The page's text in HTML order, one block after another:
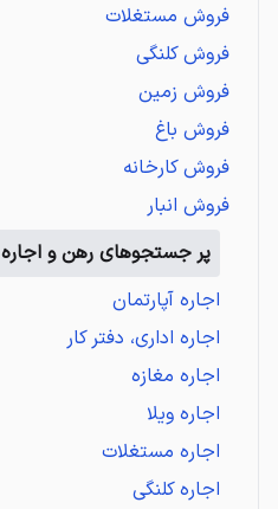
فروش مستغلات
فروش کلنگی
فروش زمین
فروش باغ
فروش کارخانه
فروش انبار
پر جستجوهای رهن و اجاره
اجاره آپارتمان
اجاره اداری، دفتر کار
اجاره مغازه
اجاره ویلا
اجاره مستغلات
اجاره کلنگی